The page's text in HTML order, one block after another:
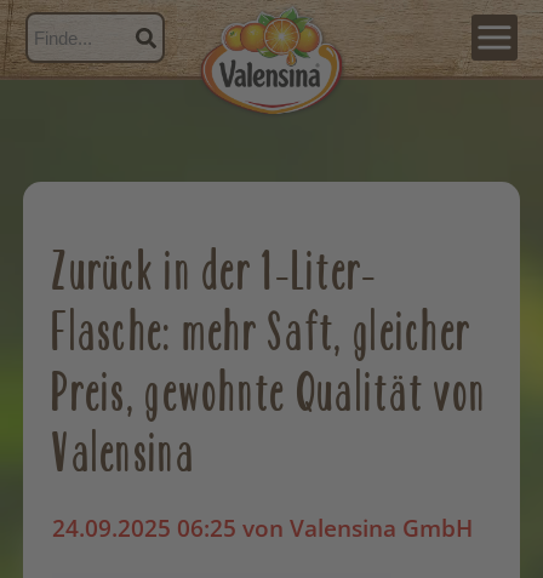
Zurück in der 1-Liter-
Flasche: mehr Saft, gleicher
Preis, gewohnte Qualität von
Valensina
24.09.2025 06:25 von Valensina GmbH